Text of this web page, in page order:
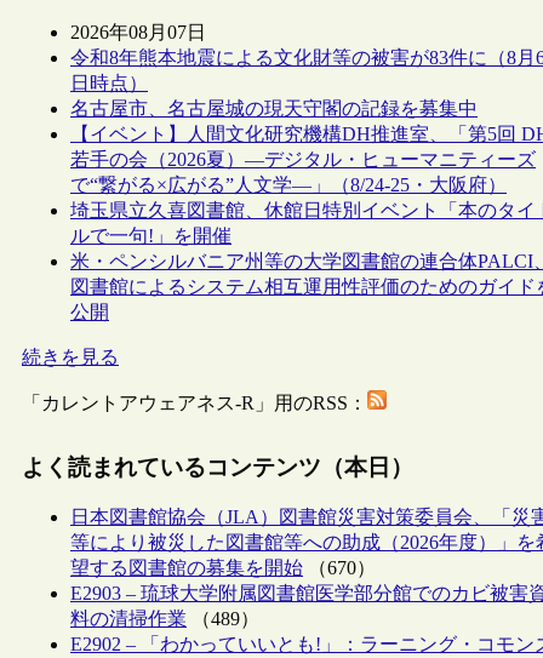
2026年08月07日
令和8年熊本地震による文化財等の被害が83件に（8月
日時点）
名古屋市、名古屋城の現天守閣の記録を募集中
【イベント】人間文化研究機構DH推進室、「第5回
若手の会（2026夏）―デジタル・ヒューマニティーズ
で“繋がる×広がる”人文学―」（8/24-25・大阪府）
埼玉県立久喜図書館、休館日特別イベント「本のタイ
ルで一句!」を開催
米・ペンシルバニア州等の大学図書館の連合体PALCI、
図書館によるシステム相互運用性評価のためのガイド
公開
続きを見る
「カレントアウェアネス-R」用のRSS：
よく読まれているコンテンツ（本日）
日本図書館協会（JLA）図書館災害対策委員会、「災
等により被災した図書館等への助成（2026年度）」を
望する図書館の募集を開始 （670）
E2903 – 琉球大学附属図書館医学部分館でのカビ被害
料の清掃作業 （489）
E2902 – 「わかっていいとも!」：ラーニング・コモン